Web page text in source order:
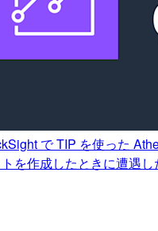
で TIP を使った
を作成したときに遭遇